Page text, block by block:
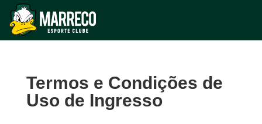
Termos e Condições de
Uso de Ingresso